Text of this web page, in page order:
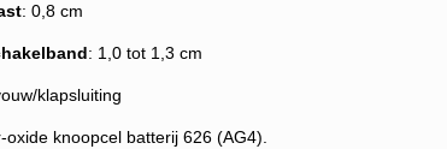
: 0,8 cm
: 1,0 tot 1,3 cm
klapsluiting
oxide knoopcel batterij 626 (AG4).